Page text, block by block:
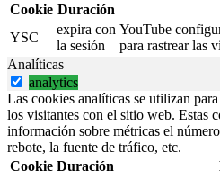
Cookie Duración
YSC
expira con
la sesión
YouTube
para rastrear las
Analíticas
analytics
Las cookies analíticas se utilizan
los visitantes con el sitio web. Estas
información sobre métricas el
rebote, la fuente de tráfico, etc.
Cookie Duración